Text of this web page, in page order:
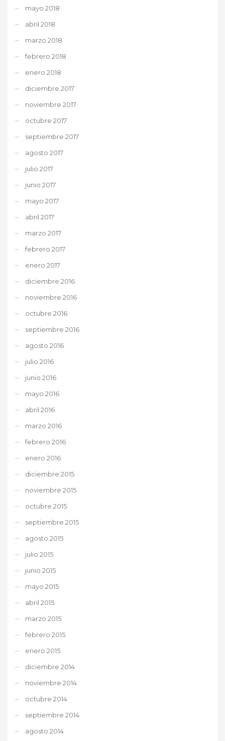
mayo 2018
abril 2018
marzo 2018
febrero 2018
enero 2018
diciembre 2017
noviembre 2017
octubre 2017
septiembre 2017
agosto 2017
julio 2017
junio 2017
mayo 2017
abril 2017
marzo 2017
febrero 2017
enero 2017
diciembre 2016
noviembre 2016
octubre 2016
septiembre 2016
agosto 2016
julio 2016
junio 2016
mayo 2016
abril 2016
marzo 2016
febrero 2016
enero 2016
diciembre 2015
noviembre 2015
octubre 2015
septiembre 2015
agosto 2015
julio 2015
junio 2015
mayo 2015
abril 2015
marzo 2015
febrero 2015
enero 2015
diciembre 2014
noviembre 2014
octubre 2014
septiembre 2014
agosto 2014